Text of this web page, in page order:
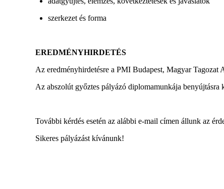
szerkezet és forma
EREDMÉNYHIRDETÉS
Az eredményhirdetésre a PMI Budapest, Magyar Tagozat
Az abszolút győztes pályázó diplomamunkája benyújtásra
További kérdés esetén az alábbi e-mail címen állunk az
Sikeres pályázást kívánunk!